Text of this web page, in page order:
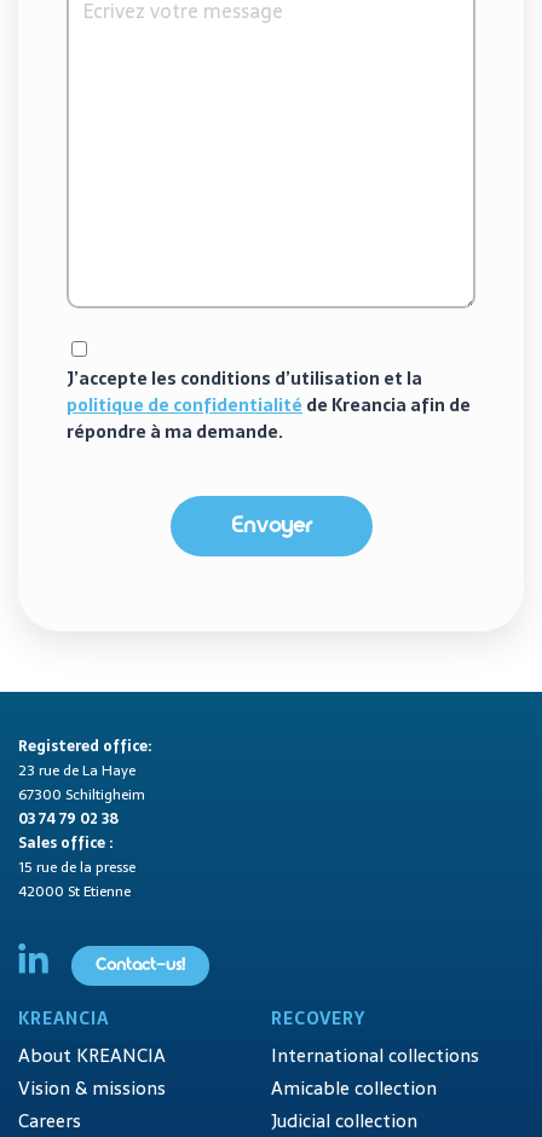
J’accepte les conditions d’utilisation et la
politique de confidentialité de Kreancia afin de
répondre à ma demande.
Envoyer
Registered office:
23 rue de La Haye
67300 Schiltigheim
03 74 79 02 38
Sales office :
15 rue de la presse
42000 St Etienne
Contact-us!
KREANCIA
About KREANCIA
Vision & missions
Careers
RECOVERY
International collections
Amicable collection
Judicial collection